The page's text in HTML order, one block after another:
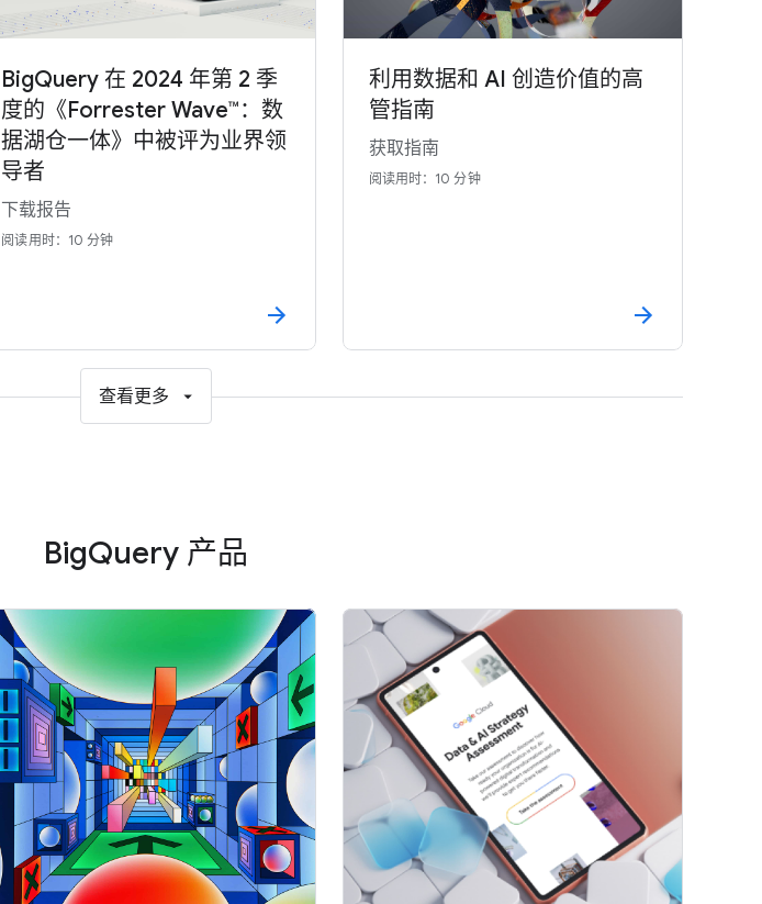
BigQuery 在 2024 年第 2 季
度的《Forrester Wave™：数
据湖仓一体》中被评为业界领
导者
下载报告
阅读用时：10 分钟
利用数据和 AI 创造价值的高
管指南
获取指南
阅读用时：10 分钟
查看更多
BigQuery 产品